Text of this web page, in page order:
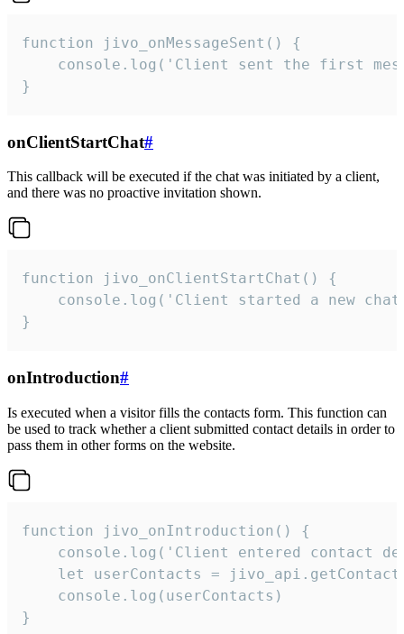
function jivo_onMessageSent() {
console.log('Client sent the first
}
onClientStartChat#
This callback will be executed if the chat was initiated by a client,
and there was no proactive invitation shown.
function jivo_onClientStartChat() {
console.log('Client started a new
}
onIntroduction#
Is executed when a visitor fills the contacts form. This function can
be used to track whether a client submitted contact details in order to
pass them in other forms on the website.
function jivo_onIntroduction() {
console.log('Client entered contact
let userContacts =
    console.log(userContacts)
}